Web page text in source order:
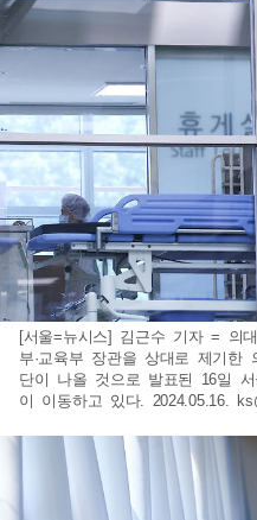
[서울=뉴시스] 김근수 기자 = 의
부·교육부 장관을 상대로 제기
단이 나올 것으로 발표된 16일
이 이동하고 있다. 2024.05.16.